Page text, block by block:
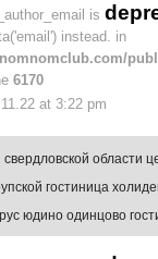
is
instead. in
6170
at 3:22 pm
области
гостиница
юдино одинцово